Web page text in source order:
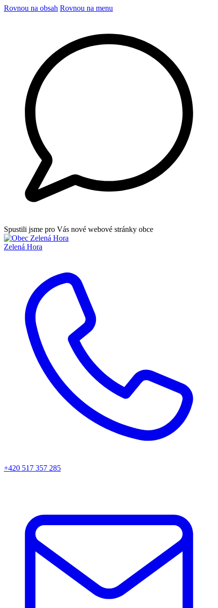
Rovnou na obsah Rovnou na menu
Spustili jsme pro Vás nové webové stránky obce
Zelená Hora
+420 517 357 285